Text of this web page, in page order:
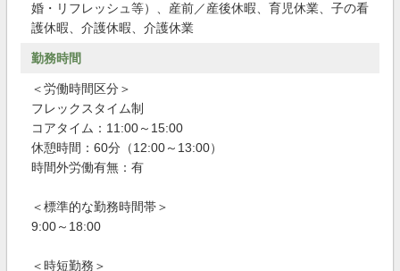
婚・リフレッシュ等）、産前／産後休暇、育児休業、子の看
護休暇、介護休暇、介護休業
勤務時間
＜労働時間区分＞
フレックスタイム制
コアタイム：11:00～15:00
休憩時間：60分（12:00～13:00）
時間外労働有無：有
＜標準的な勤務時間帯＞
9:00～18:00
＜時短勤務＞